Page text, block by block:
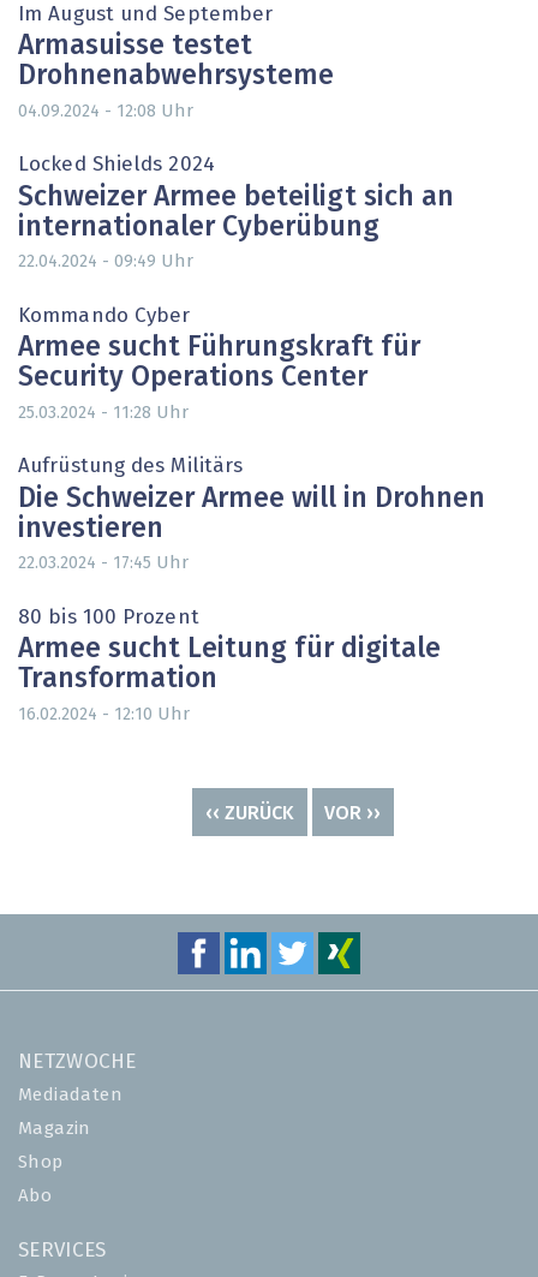
Im August und September
Armasuisse testet
Drohnenabwehrsysteme
04.09.2024 - 12:08 Uhr
Locked Shields 2024
Schweizer Armee beteiligt sich an
internationaler Cyberübung
22.04.2024 - 09:49 Uhr
Kommando Cyber
Armee sucht Führungskraft für
Security Operations Center
25.03.2024 - 11:28 Uhr
Aufrüstung des Militärs
Die Schweizer Armee will in Drohnen
investieren
22.03.2024 - 17:45 Uhr
80 bis 100 Prozent
Armee sucht Leitung für digitale
Transformation
16.02.2024 - 12:10 Uhr
VORHERIGE
‹‹ ZURÜCK
NÄCHSTE
VOR ››
NETZWOCHE
Mediadaten
Magazin
Shop
Abo
SERVICES